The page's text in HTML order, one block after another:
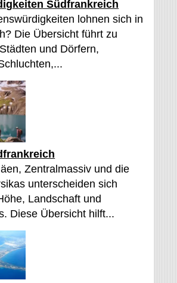
Südfrankreich
lohnen sich in
Die Übersicht führt zu
und Dörfern,
Zentralmassiv und die
unterscheiden sich
Landschaft und
Diese Übersicht hilft...